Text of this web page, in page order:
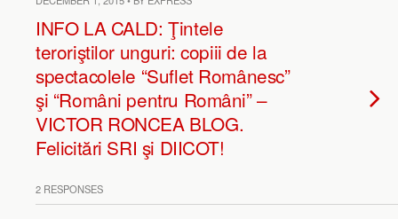
INFO LA CALD: Ţintele
teroriştilor unguri: copiii de la
spectacolele “Suflet Românesc”
şi “Români pentru Români” –
VICTOR RONCEA BLOG.
Felicitări SRI şi DIICOT!
2 RESPONSES